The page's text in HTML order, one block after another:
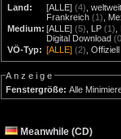
Land:
[ALLE] (4) ,weltweit
Frankreich (1)
Medium: [ALLE] (5) LP (1)
Digital Download
VÖ-Typ: [ALLE] (2) ,Offiziell
Anzeige
Fenstergröße: Alle
Meanwhile (CD)